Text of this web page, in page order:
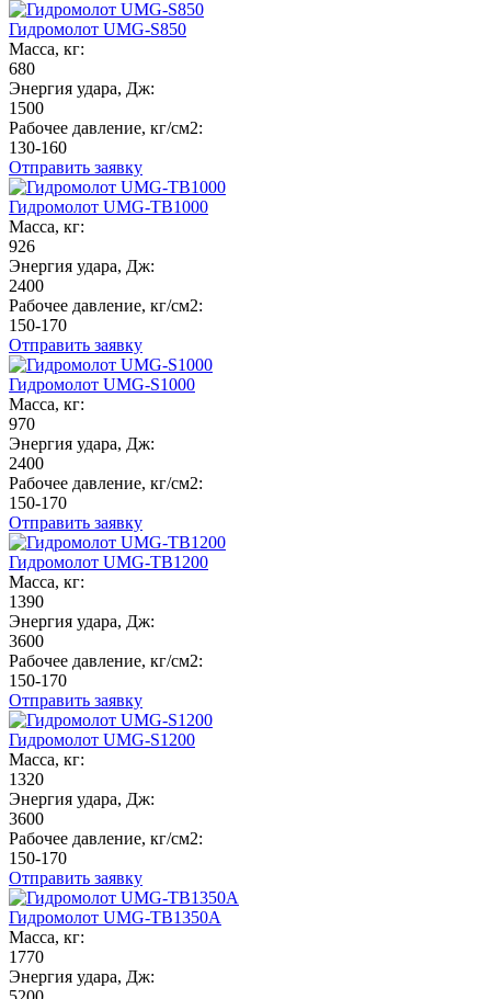
Гидромолот UMG-S850
Масса, кг:
680
Энергия удара, Дж:
1500
Рабочее давление, кг/см2:
130-160
Отправить заявку
Гидромолот UMG-TB1000
Масса, кг:
926
Энергия удара, Дж:
2400
Рабочее давление, кг/см2:
150-170
Отправить заявку
Гидромолот UMG-S1000
Масса, кг:
970
Энергия удара, Дж:
2400
Рабочее давление, кг/см2:
150-170
Отправить заявку
Гидромолот UMG-TB1200
Масса, кг:
1390
Энергия удара, Дж:
3600
Рабочее давление, кг/см2:
150-170
Отправить заявку
Гидромолот UMG-S1200
Масса, кг:
1320
Энергия удара, Дж:
3600
Рабочее давление, кг/см2:
150-170
Отправить заявку
Гидромолот UMG-TB1350A
Масса, кг:
1770
Энергия удара, Дж: